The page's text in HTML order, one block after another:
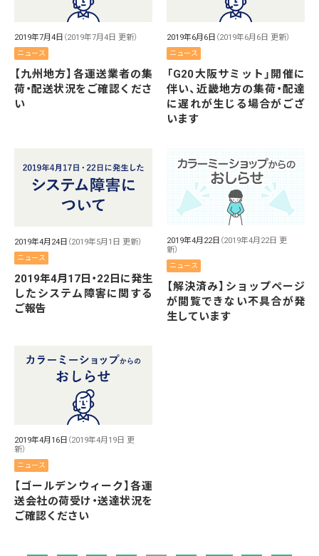
2019年7月4日 （2019年7月4日 更新）
ニュース
【九州地方】各運送業者の集
荷・配送状況をご確認くださ
い
2019年6月6日 （2019年6月6日 更新）
ニュース
「G20大阪サミット」開催に
伴い、近畿地方の集荷・配達
に遅れが生じる場合がござ
います
2019年4月24日 （2019年5月1日 更新）
ニュース
2019年4月17日・22日に発生
したシステム障害に関する
ご報告
2019年4月22日 （2019年4月22日 更
新）
ニュース
【解決済み】ショップページ
が閲覧できない不具合が発
生しています
2019年4月16日 （2019年4月19日 更
新）
ニュース
【ゴールデンウィーク】各運
送会社の荷受け・送達状況を
ご確認ください